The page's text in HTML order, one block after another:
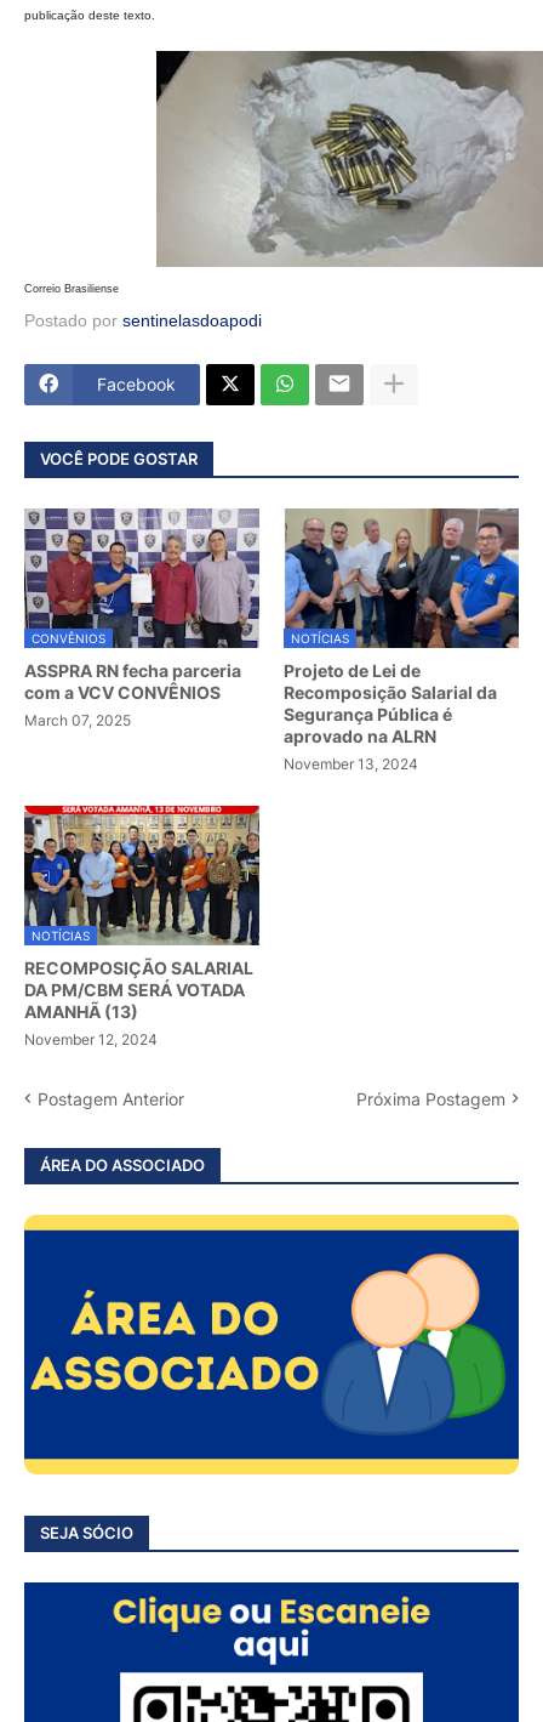
publicação deste texto.
Correio Brasiliense
Postado por sentinelasdoapodi
Facebook
VOCÊ PODE GOSTAR
CONVÊNIOS
ASSPRA RN fecha parceria
com a VCV CONVÊNIOS
March 07, 2025
NOTÍCIAS
Projeto de Lei de
Recomposição Salarial da
Segurança Pública é
aprovado na ALRN
November 13, 2024
NOTÍCIAS
RECOMPOSIÇÃO SALARIAL
DA PM/CBM SERÁ VOTADA
AMANHÃ (13)
November 12, 2024
Postagem Anterior Próxima Postagem
ÁREA DO ASSOCIADO
SEJA SÓCIO